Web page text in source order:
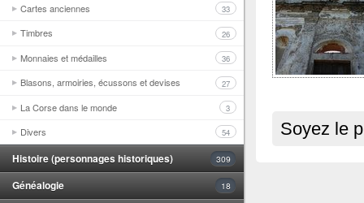
Cartes anciennes 33
Timbres 26
Monnaies et médailles 36
Blasons, armoiries, écussons et devises 27
La Corse dans le monde 3
Divers 54
Histoire (personnages historiques) 309
Généalogie 18
Soyez le